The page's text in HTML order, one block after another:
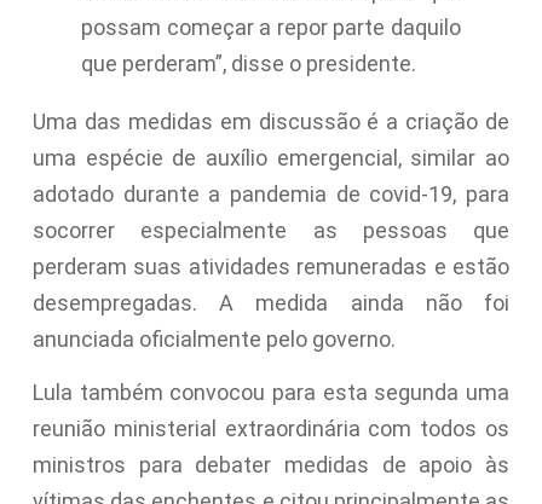
possam começar a repor parte daquilo
que perderam”, disse o presidente.
Uma das medidas em discussão é a criação de
uma espécie de auxílio emergencial, similar ao
adotado durante a pandemia de covid-19, para
socorrer especialmente as pessoas que
perderam suas atividades remuneradas e estão
desempregadas. A medida ainda não foi
anunciada oficialmente pelo governo.
Lula também convocou para esta segunda uma
reunião ministerial extraordinária com todos os
ministros para debater medidas de apoio às